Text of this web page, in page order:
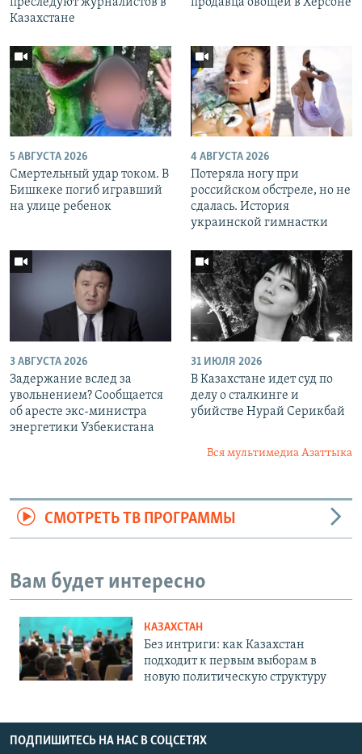
Казахстане
5 АВГУСТА 2026
Смертельный удар током. В
Бишкеке погиб игравший
на улице ребенок
4 АВГУСТА 2026
Потеряла ногу при
российском обстреле, но не
сдалась. История
украинской гимнастки
3 АВГУСТА 2026
Задержание вслед за
увольнением? Сообщается
об аресте экс-министра
энергетики Узбекистана
31 ИЮЛЯ 2026
В Казахстане идет суд по
делу о сталкинге и
убийстве Нурай Серикбай
Вся мультимедиа Азаттыка
СМОТРЕТЬ ТВ ПРОГРАММЫ
Вам будет интересно
КАЗАХСТАН
Без интриги: как Казахстан
подходит к первым выборам в
новую политическую структуру
ПОДПИШИТЕСЬ НА НАС В СОЦСЕТЯХ